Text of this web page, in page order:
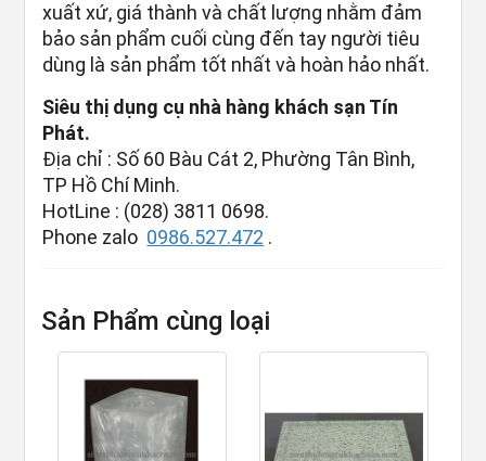
xuất xứ, giá thành và chất lượng nhằm đảm
bảo sản phẩm cuối cùng đến tay người tiêu
dùng là sản phẩm tốt nhất và hoàn hảo nhất.
Siêu thị dụng cụ nhà hàng khách sạn Tín
Phát.
Địa chỉ : Số 60 Bàu Cát 2, Phường Tân Bình,
TP Hồ Chí Minh.
HotLine : (028) 3811 0698.
Phone zalo 0986.527.472 .
Sản Phẩm cùng loại